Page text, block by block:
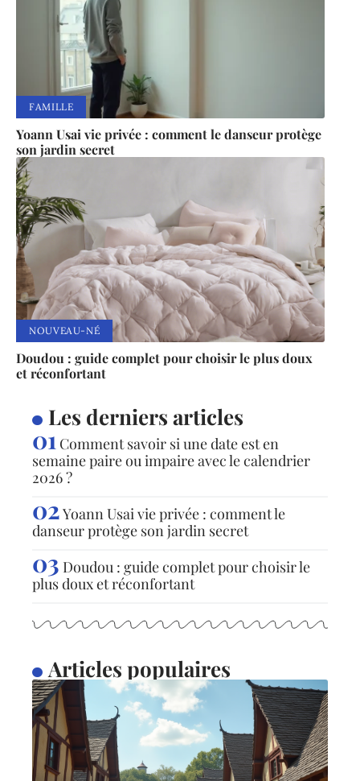
FAMILLE
Yoann Usai vie privée : comment le danseur protège
son jardin secret
NOUVEAU-NÉ
Doudou : guide complet pour choisir le plus doux
et réconfortant
Les derniers articles
Comment savoir si une date est en
semaine paire ou impaire avec le calendrier
2026 ?
Yoann Usai vie privée : comment le
danseur protège son jardin secret
Doudou : guide complet pour choisir le
plus doux et réconfortant
Articles populaires